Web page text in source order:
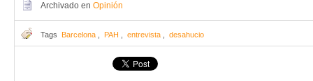
Archivado en Opinión
Tags Barcelona PAH entrevista desahucio